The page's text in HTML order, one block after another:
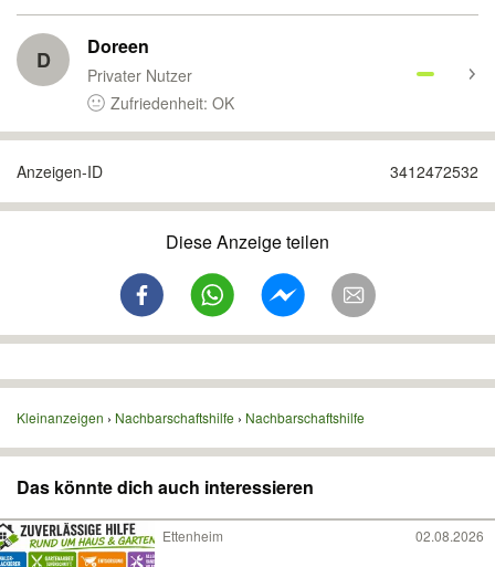
D Doreen
Privater Nutzer
Zufriedenheit: OK
Anzeigen-ID 3412472532
Diese Anzeige teilen
Kleinanzeigen Nachbarschaftshilfe Nachbarschaftshilfe
Das könnte dich auch interessieren
Ettenheim 02.08.2026